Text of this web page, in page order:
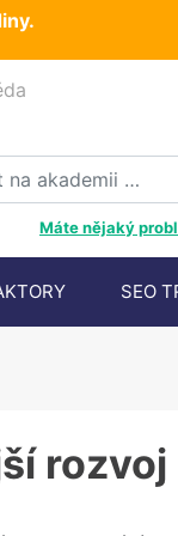
Máte nějaký
SEO
rozvoj